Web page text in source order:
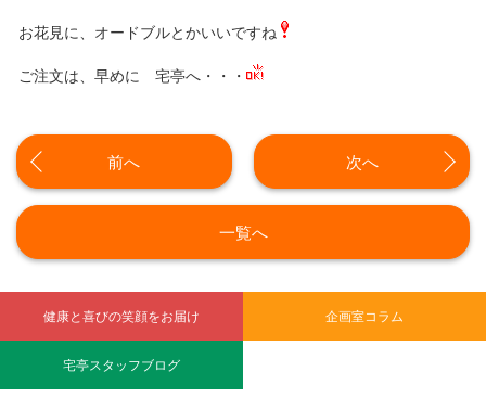
お花見に、オードブルとかいいですね
ご注文は、早めに 宅亭へ・・・
前へ 次へ
一覧へ
健康と喜びの笑顔をお届け 企画室コラム
宅亭スタッフブログ